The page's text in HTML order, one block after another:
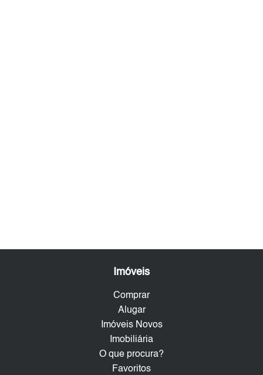
Imóveis
Comprar
Alugar
Imóveis Novos
Imobiliária
O que procura?
Favoritos